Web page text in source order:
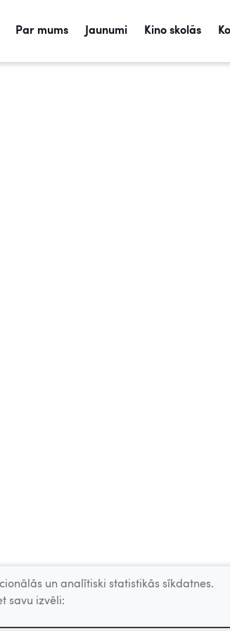
Par mums Jaunumi Kino skolās
un analītiski statistikās sīkdatnes.
savu izvēli: